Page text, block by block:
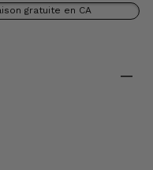
gratuite en CA